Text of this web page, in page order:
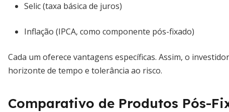
Selic (taxa básica de juros)
Inflação (IPCA, como componente pós-fixado)
Cada um oferece vantagens específicas. Assim, o
horizonte de tempo e tolerância ao risco.
Comparativo de Produtos Pós-